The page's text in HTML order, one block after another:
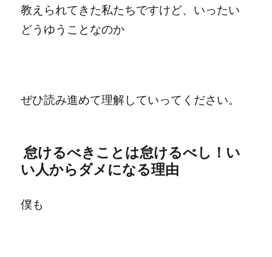
教えられてきた私たちですけど、 いったい
どうゆうことなのか
ぜひ読み進めて理解していってください。
怠けるべきことは怠けるべし！い
い人からダメになる理由
僕も